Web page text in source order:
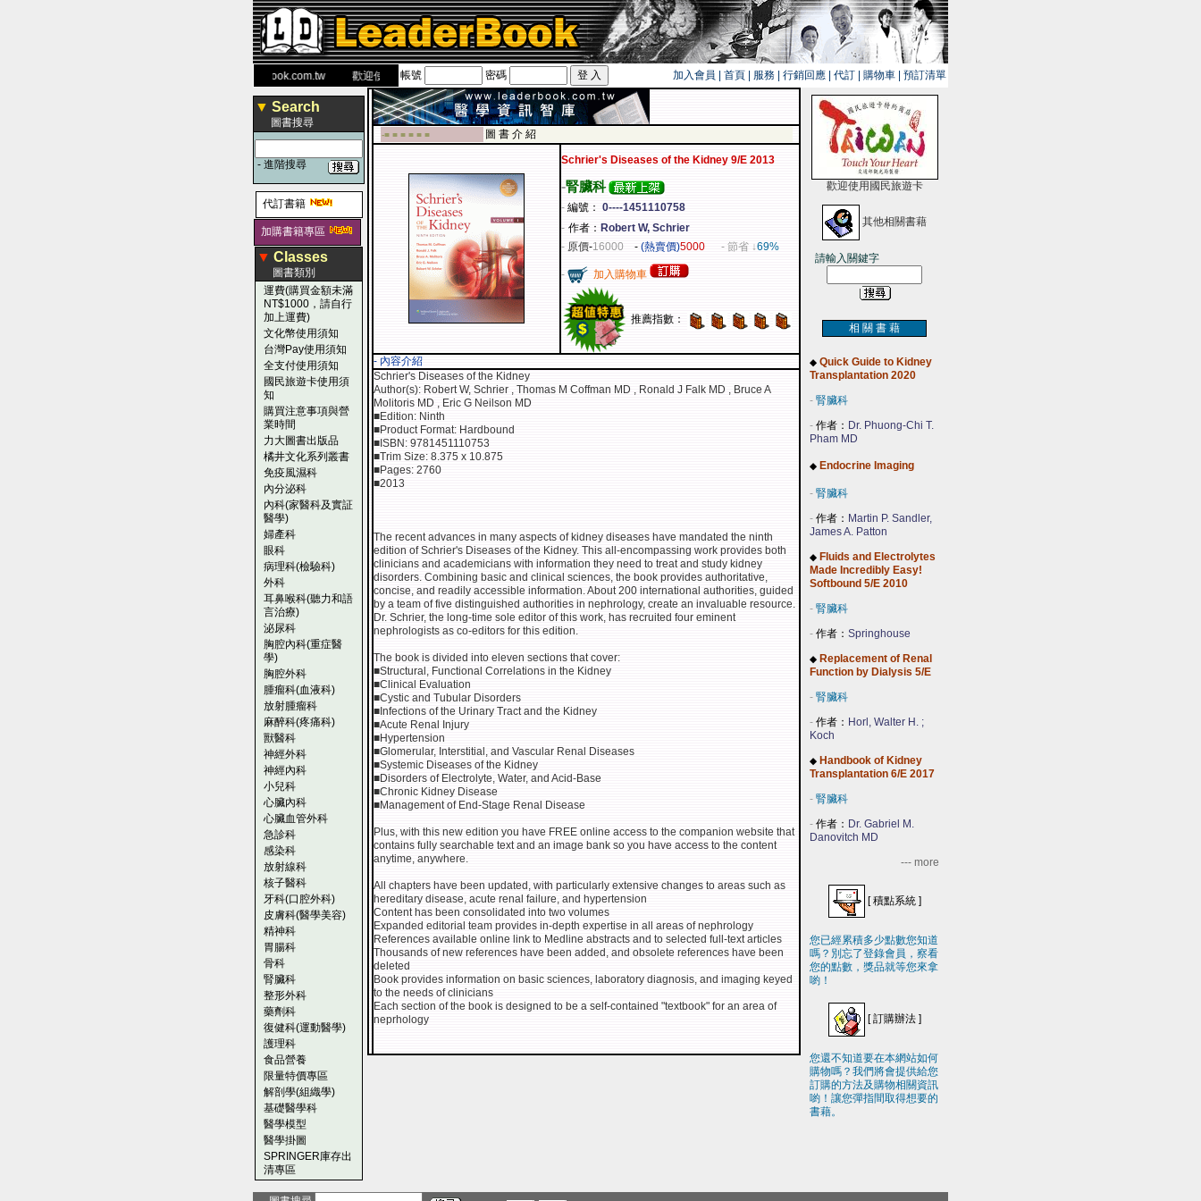
www.leaderbook.com.tw歡迎使用 國民旅遊卡！！
帳號 密碼 加入會員 首頁 服務 行銷回應 代訂 購物車 預訂清單
▼ Search
圖書搜尋
- 進階搜尋
代訂書籍
加購書籍專區
▼ Classes
圖書類別
運費(購買金額未滿
NT$1000，請自行
加上運費)
文化幣使用須知
台灣Pay使用須知
全支付使用須知
國民旅遊卡使用須
知
購買注意事項與營
業時間
力大圖書出版品
橘井文化系列叢書
免疫風濕科
內分泌科
內科(家醫科及實証
醫學)
婦產科
眼科
病理科(檢驗科)
外科
耳鼻喉科(聽力和語
言治療)
泌尿科
胸腔內科(重症醫
學)
胸腔外科
腫瘤科(血液科)
放射腫瘤科
麻醉科(疼痛科)
獸醫科
神經外科
神經內科
小兒科
心臟內科
心臟血管外科
急診科
感染科
放射線科
核子醫科
牙科(口腔外科)
皮膚科(醫學美容)
精神科
胃腸科
骨科
腎臟科
整形外科
藥劑科
復健科(運動醫學)
護理科
食品營養
限量特價專區
解剖學(組織學)
基礎醫學科
醫學模型
醫學掛圖
SPRINGER庫存出
清專區
-■ ■ ■ ■ ■ ■ 圖 書 介 紹
Schrier's Diseases of the Kidney 9/E 2013
-腎臟科
- 編號： 0----1451110758
- 作者： Robert W, Schrier
- 原價-16000 - (熱賣價)5000 - 節省 ↓69%
- 加入購物車
推薦指數：
- 內容介紹
Schrier's Diseases of the Kidney
Author(s): Robert W, Schrier , Thomas M Coffman MD , Ronald J Falk MD , Bruce A
Molitoris MD , Eric G Neilson MD
■Edition: Ninth
■Product Format: Hardbound
■ISBN: 9781451110753
■Trim Size: 8.375 x 10.875
■Pages: 2760
■2013
The recent advances in many aspects of kidney diseases have mandated the ninth
edition of Schrier's Diseases of the Kidney. This all-encompassing work provides both
clinicians and academicians with information they need to treat and study kidney
disorders. Combining basic and clinical sciences, the book provides authoritative,
concise, and readily accessible information. About 200 international authorities, guided
by a team of five distinguished authorities in nephrology, create an invaluable resource.
Dr. Schrier, the long-time sole editor of this work, has recruited four eminent
nephrologists as co-editors for this edition.
The book is divided into eleven sections that cover:
■Structural, Functional Correlations in the Kidney
■Clinical Evaluation
■Cystic and Tubular Disorders
■Infections of the Urinary Tract and the Kidney
■Acute Renal Injury
■Hypertension
■Glomerular, Interstitial, and Vascular Renal Diseases
■Systemic Diseases of the Kidney
■Disorders of Electrolyte, Water, and Acid-Base
■Chronic Kidney Disease
■Management of End-Stage Renal Disease
Plus, with this new edition you have FREE online access to the companion website that
contains fully searchable text and an image bank so you have access to the content
anytime, anywhere.
All chapters have been updated, with particularly extensive changes to areas such as
hereditary disease, acute renal failure, and hypertension
Content has been consolidated into two volumes
Expanded editorial team provides in-depth expertise in all areas of nephrology
References available online link to Medline abstracts and to selected full-text articles
Thousands of new references have been added, and obsolete references have been
deleted
Book provides information on basic sciences, laboratory diagnosis, and imaging keyed
to the needs of clinicians
Each section of the book is designed to be a self-contained "textbook" for an area of
neprhology
歡迎使用國民旅遊卡
其他相關書藉
請輸入關鍵字
相 關 書 藉
◆ Quick Guide to Kidney
Transplantation 2020
- 腎臟科
- 作者： Dr. Phuong-Chi T.
Pham MD
◆ Endocrine Imaging
- 腎臟科
- 作者： Martin P. Sandler,
James A. Patton
◆ Fluids and Electrolytes
Made Incredibly Easy!
Softbound 5/E 2010
- 腎臟科
- 作者： Springhouse
◆ Replacement of Renal
Function by Dialysis 5/E
- 腎臟科
- 作者： Horl, Walter H. ;
Koch
◆ Handbook of Kidney
Transplantation 6/E 2017
- 腎臟科
- 作者： Dr. Gabriel M.
Danovitch MD
--- more
[積點系統 ]
您已經累積多少點數您知道
嗎？別忘了登錄會員，察看
您的點數，獎品就等您來拿
喲！
[訂購辦法]
您還不知道要在本網站如何
購物嗎？我們將會提供給您
訂購的方法及購物相關資訊
喲！讓您彈指間取得想要的
書藉。